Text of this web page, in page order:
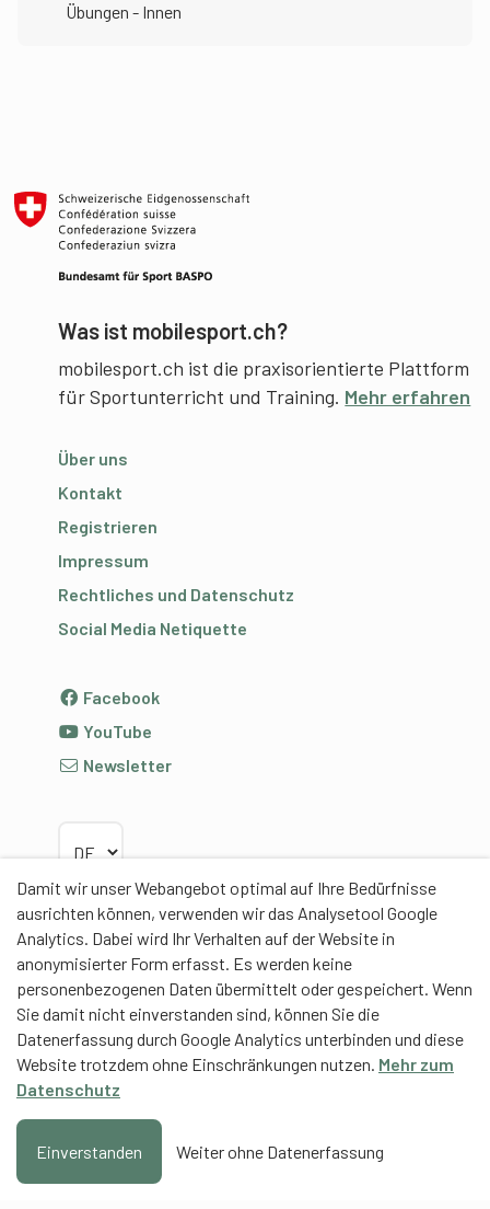
Damit wir unser Webangebot optimal auf Ihre Bedürfnisse
ausrichten können, verwenden wir das Analysetool Google
Analytics. Dabei wird Ihr Verhalten auf der Website in
anonymisierter Form erfasst. Es werden keine
personenbezogenen Daten übermittelt oder gespeichert. Wenn
Sie damit nicht einverstanden sind, können Sie die
Datenerfassung durch Google Analytics unterbinden und diese
Website trotzdem ohne Einschränkungen nutzen. Mehr zum
Datenschutz
Einverstanden Weiter ohne Datenerfassung
Übungen - Innen
Was ist mobilesport.ch?
mobilesport.ch ist die praxisorientierte Plattform
für Sportunterricht und Training. Mehr erfahren
Über uns
Kontakt
Registrieren
Impressum
Rechtliches und Datenschutz
Social Media Netiquette
Facebook
YouTube
Newsletter
Partner
Contentpartner
Eidgenössische Hochschule für Sport Magglingen